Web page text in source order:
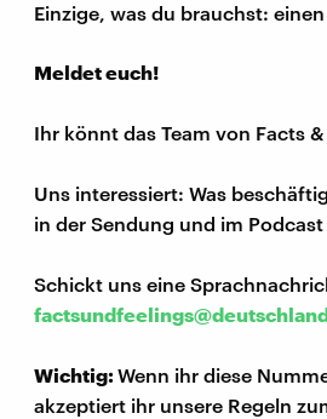
Einzige, was du brauchst:
Meldet euch!
Ihr könnt das Team von Facts
Uns interessiert: Was
in der Sendung und im
Schickt uns eine
Wichtig:Wenn ihr diese
akzeptiert ihr unsere Regeln